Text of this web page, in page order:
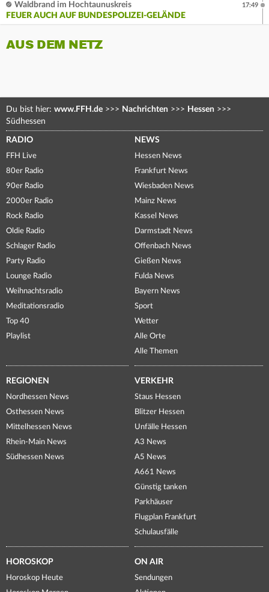
Waldbrand im Hochtaunuskreis
FEUER AUCH AUF BUNDESPOLIZEI-GELÄNDE
17:49
AUS DEM NETZ
Du bist hier: www.FFH.de >>> Nachrichten >>> Hessen >>>
Südhessen
RADIO
FFH Live
80er Radio
90er Radio
2000er Radio
Rock Radio
Oldie Radio
Schlager Radio
Party Radio
Lounge Radio
Weihnachtsradio
Meditationsradio
Top 40
Playlist
NEWS
Hessen News
Frankfurt News
Wiesbaden News
Mainz News
Kassel News
Darmstadt News
Offenbach News
Gießen News
Fulda News
Bayern News
Sport
Wetter
Alle Orte
Alle Themen
REGIONEN
Nordhessen News
Osthessen News
Mittelhessen News
Rhein-Main News
Südhessen News
VERKEHR
Staus Hessen
Blitzer Hessen
Unfälle Hessen
A3 News
A5 News
A661 News
Günstig tanken
Parkhäuser
Flugplan Frankfurt
Schulausfälle
HOROSKOP
Horoskop Heute
ON AIR
Sendungen